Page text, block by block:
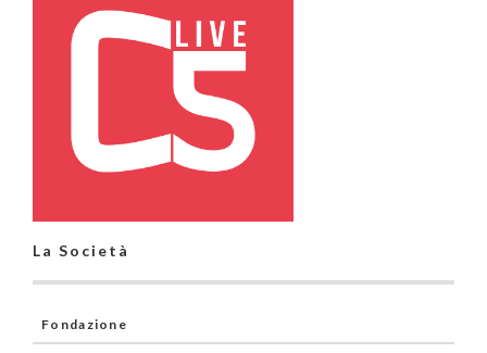
La Società
Fondazione